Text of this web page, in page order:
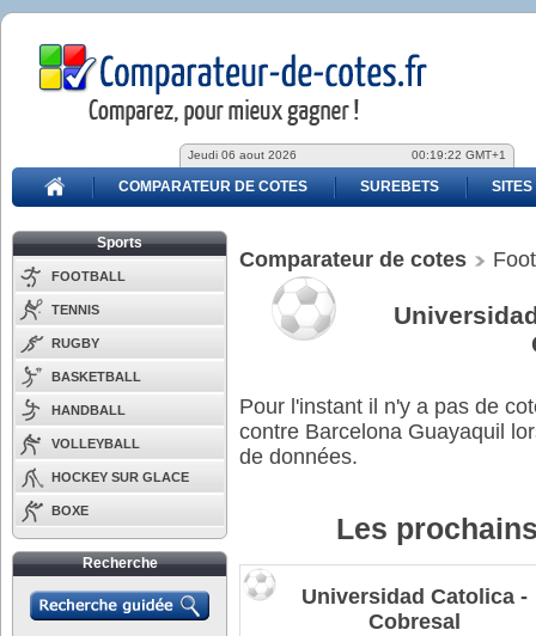
Jeudi 06 aout 2026 00:19:23 GMT+1
COMPARATEUR DE COTES SUREBETS SITES
Sports
FOOTBALL
TENNIS
RUGBY
BASKETBALL
HANDBALL
VOLLEYBALL
HOCKEY SUR GLACE
BOXE
Recherche
Comparateur de cotes
Pour l'instant il n'y a pas de
contre Barcelona Guayaquil
de données.
Les
Universidad Catolica -
Cobresal